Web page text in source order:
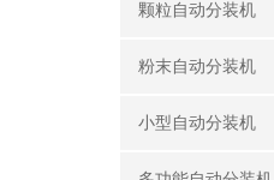
颗粒自动分装机
粉末自动分装机
小型自动分装机